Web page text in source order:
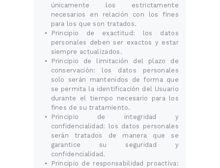
únicamente los estrictamente
necesarios en relación con los fines
para los que son tratados.
Principio de exactitud: los datos
personales deben ser exactos y estar
siempre actualizados.
Principio de limitación del plazo de
conservación: los datos personales
solo serán mantenidos de forma que
se permita la identificación del Usuario
durante el tiempo necesario para los
fines de su tratamiento.
Principio de integridad y
confidencialidad: los datos personales
serán tratados de manera que se
garantice su seguridad y
confidencialidad.
Principio de responsabilidad proactiva: